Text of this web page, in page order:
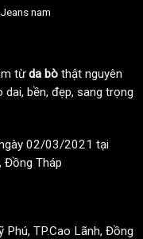
nam
từda bò thật nguyên
bền, đẹp, sang trọng
02/03/2021 tại
Đồng Tháp
TP.Cao Lãnh, Đồng